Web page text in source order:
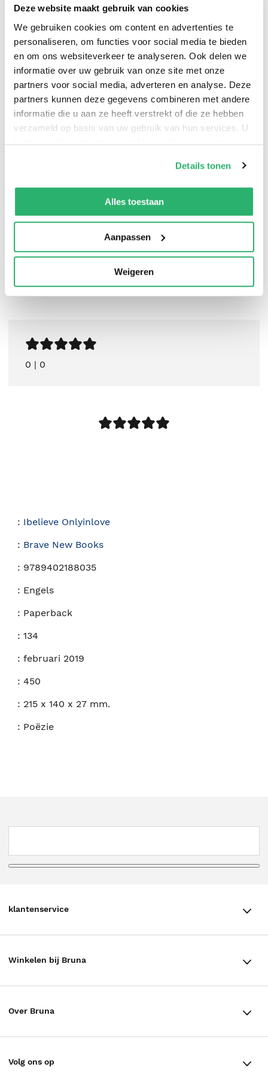
Deze website maakt gebruik van cookies
We gebruiken cookies om content en advertenties te
personaliseren, om functies voor social media te bieden
en om ons websiteverkeer te analyseren. Ook delen we
informatie over uw gebruik van onze site met onze
partners voor social media, adverteren en analyse. Deze
partners kunnen deze gegevens combineren met andere
informatie die u aan ze heeft verstrekt of die ze hebben
verzameld op basis van uw gebruik van hun services. U
kunt op ieder moment uw cookievoorkeuren aanpassen
We werken samen met42 derdendie uw gegevens
kunnen ontvangen en verwerken.
Details tonen
Alles toestaan
Aanpassen
Weigeren
what that was. He told me that I easily left my body
when I was dreaming and simply entered the spiritual
world. That’s how he called it. The world of demons
and ghosts. But also the world of angels. And I have
learned that only love can protect us and shield us
against every evil power because nothing in the
whole universe is stronger than the POWER of LOVE.
Ibelieve Onlyinlove.
0 | 0
: Ibelieve Onlyinlove
: Brave New Books
: 9789402188035
: Engels
: Paperback
: 134
: februari 2019
: 450
: 215 x 140 x 27 mm.
: Poëzie
klantenservice
Annuleren & Retourneren
Winkelen bij Bruna
Over Bruna
Volg ons op